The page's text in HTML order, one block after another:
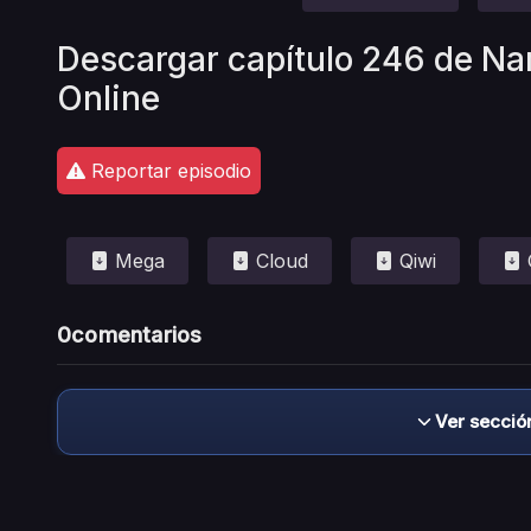
Descargar capítulo 246 de
Online
Reportar episodio
Mega Cloud Qiwi
0comentarios
Ver